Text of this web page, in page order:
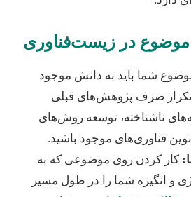
در زیست‌فناوری
شما باید به دانش موجود
صرف پژوهش‌های قبلی
ناشناخته، توسعه روش‌های
فناوری‌های موجود باشید.
کردن روی موضوعی که به
و انگیزه شما را در طول مسیر